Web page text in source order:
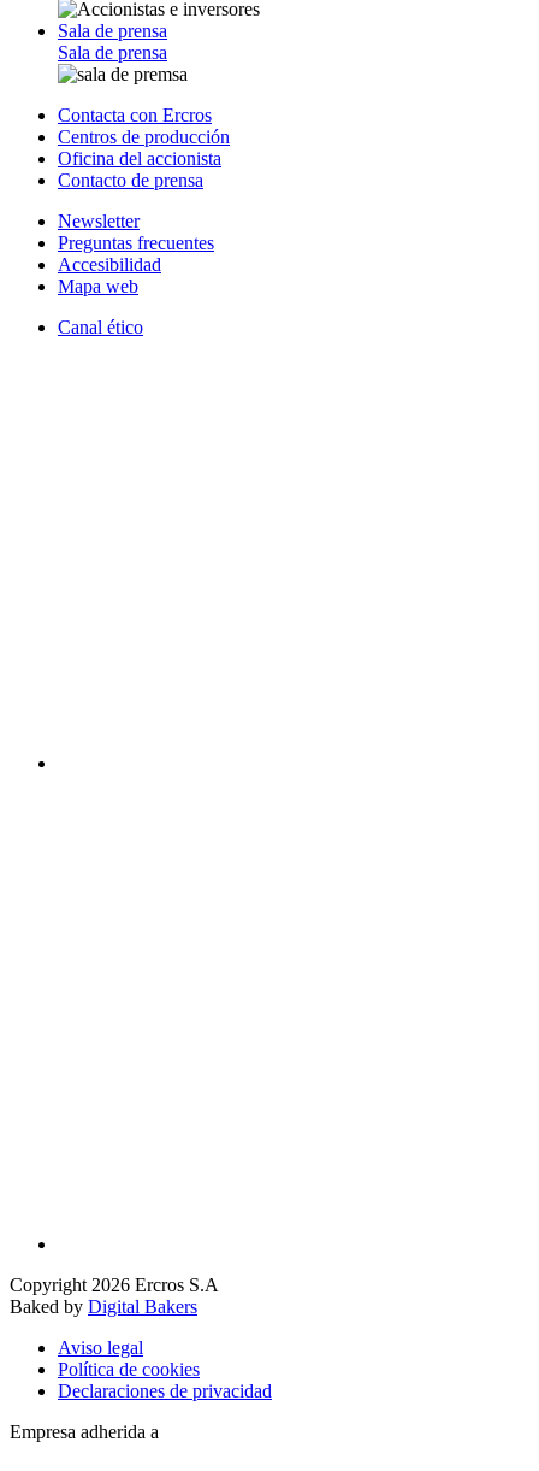
Sala de prensa
Sala de prensa
Contacta con Ercros
Centros de producción
Oficina del accionista
Contacto de prensa
Newsletter
Preguntas frecuentes
Accesibilidad
Mapa web
Canal ético
Copyright 2026 Ercros S.A
Baked by Digital Bakers
Aviso legal
Política de cookies
Declaraciones de privacidad
Empresa adherida a